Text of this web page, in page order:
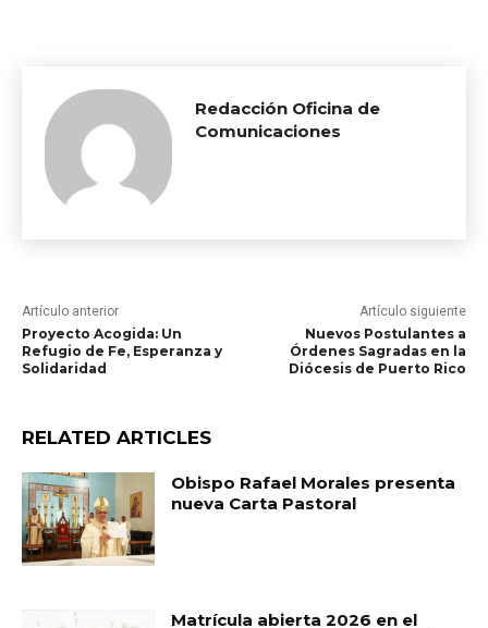
Redacción Oficina de
Comunicaciones
Artículo anterior
Proyecto Acogida: Un
Refugio de Fe, Esperanza y
Solidaridad
Artículo siguiente
Nuevos Postulantes a
Órdenes Sagradas en la
Diócesis de Puerto Rico
RELATED ARTICLES
Obispo Rafael Morales presenta
nueva Carta Pastoral
Matrícula abierta 2026 en el